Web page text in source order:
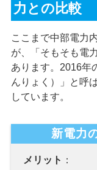
力との比較
ここまで中部電力
が、「そもそも電
あります。2016年
んりょく）」と呼
しています。
新電力
メリット ：